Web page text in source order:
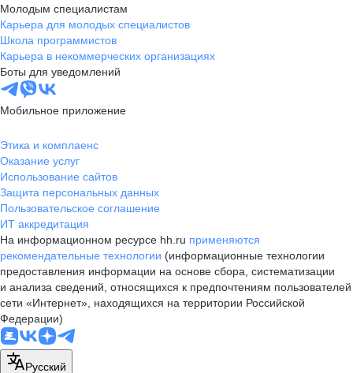
Молодым специалистам
Карьера для молодых специалистов
Школа программистов
Карьера в некоммерческих организациях
Боты для уведомлений
Мобильное приложение
Этика и комплаенс
Оказание услуг
Использование сайтов
Защита персональных данных
Пользовательское соглашение
ИТ аккредитация
На информационном ресурсе hh.ru применяются
рекомендательные технологии (информационные технологии
предоставления информации на основе сбора, систематизации
и анализа сведений, относящихся к предпочтениям пользователей
сети «Интернет», находящихся на территории Российской
Федерации)
Русский